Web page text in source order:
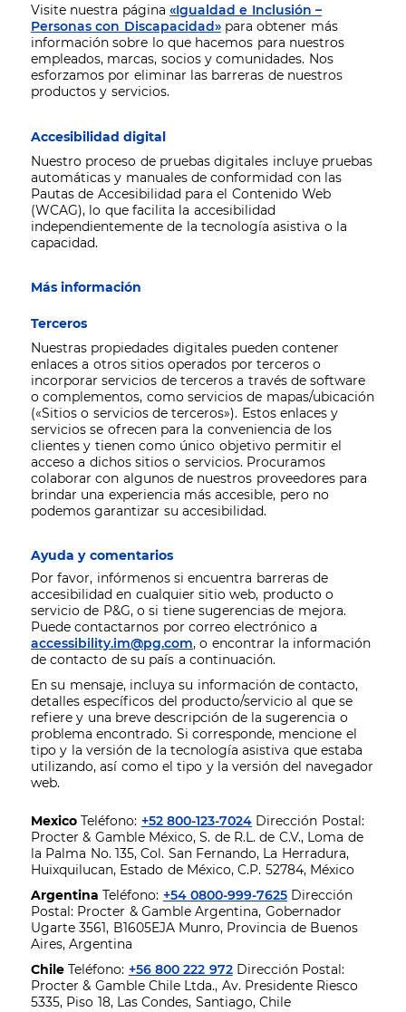
Visite nuestra página«Igualdad e Inclusión –
Personas con Discapacidad»para obtener más
información sobre lo que hacemos para nuestros
empleados, marcas, socios y comunidades. Nos
esforzamos por eliminar las barreras de nuestros
productos y servicios.
Accesibilidad digital
Nuestro proceso de pruebas digitales incluye pruebas
automáticas y manuales de conformidad con las
Pautas de Accesibilidad para el Contenido Web
(WCAG), lo que facilita la accesibilidad
independientemente de la tecnología asistiva o la
capacidad.
Más información
Terceros
Nuestras propiedades digitales pueden contener
enlaces a otros sitios operados por terceros o
incorporar servicios de terceros a través de software
o complementos, como servicios de mapas/ubicación
(«Sitios o servicios de terceros»). Estos enlaces y
servicios se ofrecen para la conveniencia de los
clientes y tienen como único objetivo permitir el
acceso a dichos sitios o servicios. Procuramos
colaborar con algunos de nuestros proveedores para
brindar una experiencia más accesible, pero no
podemos garantizar su accesibilidad.
Ayuda y comentarios
Por favor, infórmenos si encuentra barreras de
accesibilidad en cualquier sitio web, producto o
servicio de P&G, o si tiene sugerencias de mejora.
Puede contactarnos por correo electrónico a
accessibility.im@pg.com, o encontrar la información
de contacto de su país a continuación.
En su mensaje, incluya su información de contacto,
detalles específicos del producto/servicio al que se
refiere y una breve descripción de la sugerencia o
problema encontrado. Si corresponde, mencione el
tipo y la versión de la tecnología asistiva que estaba
utilizando, así como el tipo y la versión del navegador
web.
Mexico Teléfono: +52 800-123-7024 Dirección Postal:
Procter & Gamble México, S. de R.L. de C.V., Loma de
la Palma No. 135, Col. San Fernando, La Herradura,
Huixquilucan, Estado de México, C.P. 52784, México
Argentina Teléfono: +54 0800-999-7625 Dirección
Postal: Procter & Gamble Argentina, Gobernador
Ugarte 3561, B1605EJA Munro, Provincia de Buenos
Aires, Argentina
Chile Teléfono: +56 800 222 972Dirección Postal:
Procter & Gamble Chile Ltda., Av. Presidente Riesco
5335, Piso 18, Las Condes, Santiago, Chile